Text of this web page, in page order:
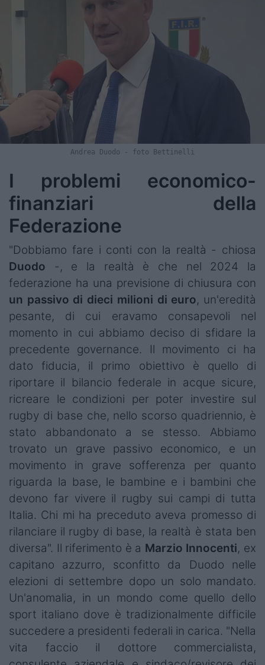
Andrea Duodo - foto Bettinelli
I problemi economico-
finanziari della
Federazione
"Dobbiamo fare i conti con la realtà - chiosa
Duodo -, e la realtà è che nel 2024 la
federazione ha una previsione di chiusura con
un passivo di dieci milioni di euro, un'eredità
pesante, di cui eravamo consapevoli nel
momento in cui abbiamo deciso di sfidare la
precedente governance. Il movimento ci ha
dato fiducia, il primo obiettivo è quello di
riportare il bilancio federale in acque sicure,
ricreare le condizioni per poter investire sul
rugby di base che, nello scorso quadriennio, è
stato abbandonato a se stesso. Abbiamo
trovato un grave passivo economico, e un
movimento in grave sofferenza per quanto
riguarda la base, le bambine e i bambini che
devono far vivere il rugby sui campi di tutta
Italia. Chi mi ha preceduto aveva promesso di
rilanciare il rugby di base, la realtà è stata ben
diversa". Il riferimento è a Marzio Innocenti, ex
capitano azzurro, sconfitto da Duodo nelle
elezioni di settembre dopo un solo mandato.
Un'anomalia, in un mondo come quello dello
sport italiano dove è tradizionalmente difficile
succedere a presidenti federali in carica. "Nella
vita faccio il dottore commercialista,